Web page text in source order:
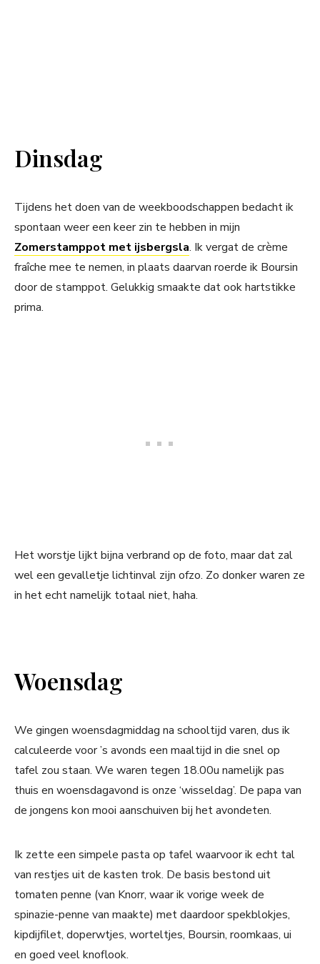
Dinsdag
Tijdens het doen van de weekboodschappen bedacht ik
spontaan weer een keer zin te hebben in mijn
Zomerstamppot met ijsbergsla. Ik vergat de crème
fraîche mee te nemen, in plaats daarvan roerde ik Boursin
door de stamppot. Gelukkig smaakte dat ook hartstikke
prima.
Het worstje lijkt bijna verbrand op de foto, maar dat zal
wel een gevalletje lichtinval zijn ofzo. Zo donker waren ze
in het echt namelijk totaal niet, haha.
Woensdag
We gingen woensdagmiddag na schooltijd varen, dus ik
calculeerde voor ’s avonds een maaltijd in die snel op
tafel zou staan. We waren tegen 18.00u namelijk pas
thuis en woensdagavond is onze ‘wisseldag’. De papa van
de jongens kon mooi aanschuiven bij het avondeten.
Ik zette een simpele pasta op tafel waarvoor ik echt tal
van restjes uit de kasten trok. De basis bestond uit
tomaten penne (van Knorr, waar ik vorige week de
spinazie-penne van maakte) met daardoor spekblokjes,
kipdijfilet, doperwtjes, worteltjes, Boursin, roomkaas, ui
en goed veel knoflook.